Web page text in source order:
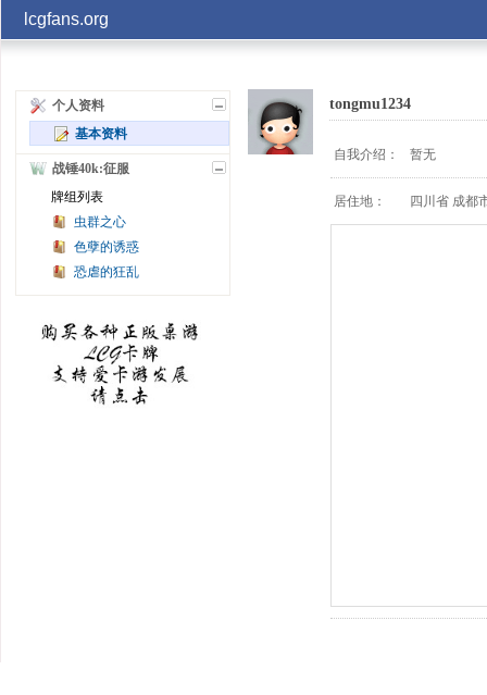
lcgfans.org
个人资料
基本资料
战锤40k:征服
牌组列表
虫群之心
色孽的诱惑
恐虐的狂乱
tongmu1234
自我介绍： 暂无
居住地： 四川省 成都